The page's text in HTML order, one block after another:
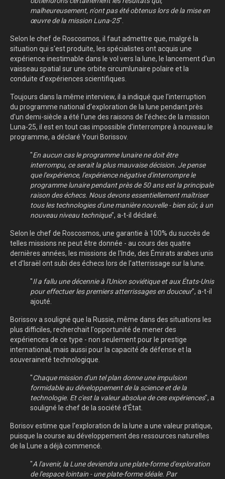
malheureusement, n'ont pas été obtenus lors de la mise en
œuvre de la mission Luna-25".
Selon le chef de Roscosmos, il faut admettre que, malgré la
situation qui s'est produite, les spécialistes ont acquis une
expérience inestimable dans le vol vers la lune, le lancement d'un
vaisseau spatial sur une orbite circumlunaire polaire et la
conduite d'expériences scientifiques.
Toujours dans la même interview, il a indiqué que l'interruption
du programme national d'exploration de la lune pendant près
d'un demi-siècle a été l'une des raisons de l'échec de la mission
Luna-25, il est en tout cas impossible d'interrompre à nouveau le
programme, a déclaré Youri Borissov.
"En aucun cas le programme lunaire ne doit être
interrompu, ce serait la plus mauvaise décision. Je pense
que l'expérience, l'expérience négative d'interrompre le
programme lunaire pendant près de 50 ans est la principale
raison des échecs. Nous devons essentiellement maîtriser
tous les technologies d'une manière nouvelle - bien sûr, à un
nouveau niveau technique", a-t-il déclaré.
Selon le chef de Roscosmos, une garantie à 100% du succès de
telles missions ne peut être donnée - au cours des quatre
dernières années, les missions de l'Inde, des Émirats arabes unis
et d'Israël ont subi des échecs lors de l'atterrissage sur la lune.
"Il a fallu une décennie à l'Union soviétique et aux États-Unis
pour effectuer les premiers atterrissages en douceur", a-t-il
ajouté.
Borissov a souligné que la Russie, même dans des situations les
plus difficiles, recherchait l'opportunité de mener des
expériences de ce type - non seulement pour le prestige
international, mais aussi pour la capacité de défense et la
souveraineté technologique.
"Chaque mission d'un tel plan donne une impulsion
formidable au développement de la science et de la
technologie. Et c'est la valeur absolue de ces expériences", a
souligné le chef de la société d'État.
Borisov estime que l'exploration de la lune a une valeur pratique,
puisque la course au développement des ressources naturelles
de la Lune a déjà commencé.
"A l'avenir, la Lune deviendra une plate-forme d'exploration
de l'espace lointain - une plate-forme idéale. Par